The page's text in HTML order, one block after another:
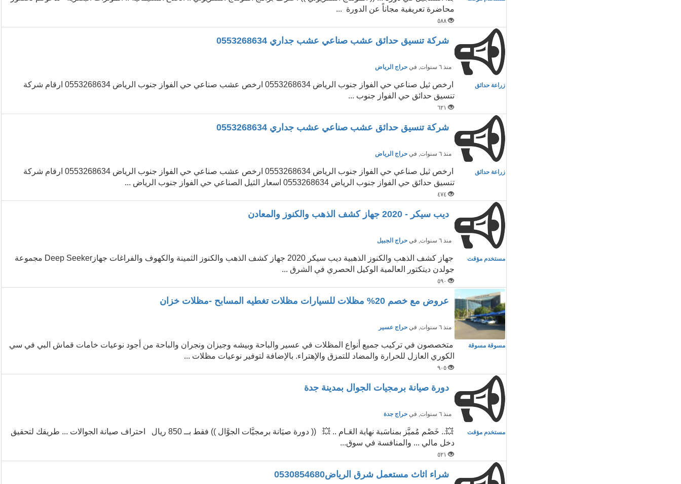
محاضرة تعريفية مجاناً عن الدورة ...
٥٨٨
شركة تنسيق حدائق عشب صناعي عشب جداري 0553268634
منذ ٦ سنوات , فيحراج الرياض
زراعة حدائق
ارخص ثيل صناعي حي الفواز جنوب الرياض 0553268634 ارخص عشب صناعي حي الفواز جنوب الرياض 0553268634 ارقام شركة
تنسيق حدائق حي الفواز جنوب ...
٦٢١
شركة تنسيق حدائق عشب صناعي عشب جداري 0553268634
منذ ٦ سنوات , فيحراج الرياض
زراعة حدائق
ارخص ثيل صناعي حي الفواز جنوب الرياض 0553268634 ارخص عشب صناعي حي الفواز جنوب الرياض 0553268634 ارقام شركة
تنسيق حدائق حي الفواز جنوب الرياض 0553268634 اسعار الثيل الصناعي حي الفواز جنوب الرياض ...
٤٧٤
ديب سيكر - 2020 جهاز كشف الذهب والكنوز والمعادن
منذ ٦ سنوات , فيحراج الجبيل
مستخدم مؤقت
جهاز كشف الذهب والكنوز الذهبية ديب سيكر 2020 جهاز كشف الذهب والكنوز الثمينة والكهوف والفراغات جهازDeep Seeker مجموعة
جولدن ديتكتور العالمية الوكيل الحصري في الشرق ...
٥٩٠
عروض مع خصم 20% مظلات للسيارات مظلات تغطيه المسابح -مظلات خزان
منذ ٦ سنوات , فيحراج عسير
مسوقة مسوقة
متخصصون في تركيب جميع أنواع المظلات في عسير والباحة وبيشه وجيزان ونجران والباحة من أجود نوعيات خامات قماش البي في سي
الكوري العازل للحرارة والمضاد للتمزق والإهتراء. بالإضافة لتوفير نوعيات مظلات ...
٩٠٥
دورة صيانة برمجيات الجوال بمدينة جدة
منذ ٦ سنوات , فيحراج جدة
مستخدم مؤقت
💥.. خَصْم مُميَّز بمناسَبة نهاية العَـام .. 💥 (( دورة صيَانة برمجيَّات الجوَّال )) فقط بــ 850 ريال احتراف صيانة الجوالات ... طريقك لتحقيق
دخل مالي ... والمنافسة في سوق...
٥٢١
شراء اثاث مستعمل شرق الرياض0530854680